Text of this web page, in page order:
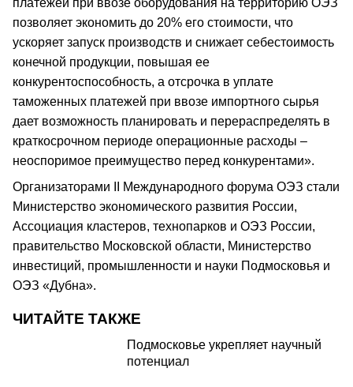
платежей при ввозе оборудования на территорию ОЭЗ
позволяет экономить до 20% его стоимости, что
ускоряет запуск производств и снижает себестоимость
конечной продукции, повышая ее
конкурентоспособность, а отсрочка в уплате
таможенных платежей при ввозе импортного сырья
дает возможность планировать и перераспределять в
краткосрочном периоде операционные расходы –
неоспоримое преимущество перед конкурентами».
Организаторами II Международного форума ОЭЗ стали
Министерство экономического развития России,
Ассоциация кластеров, технопарков и ОЭЗ России,
правительство Московской области, Министерство
инвестиций, промышленности и науки Подмосковья и
ОЭЗ «Дубна».
ЧИТАЙТЕ ТАКЖЕ
Подмосковье укрепляет научный
потенциал